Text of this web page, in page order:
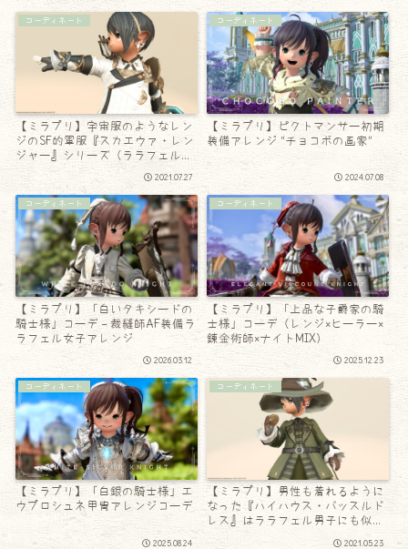
コーディネート
【ミラプリ】宇宙服のようなレン
ジのSF的軍服『スカエウァ・レン
ジャー』シリーズ（ララフェル
2021.07.27
コーディネート
【ミラプリ】ピクトマンサー初期
装備アレンジ “チョコボの画家”
2024.07.08
コーディネート
【ミラプリ】「白いタキシードの
騎士様」コーデ – 裁縫師AF装備ラ
ラフェル女子アレンジ
2026.03.12
コーディネート
【ミラプリ】「上品な子爵家の騎
士様」コーデ（レンジ×ヒーラー×
錬金術師×ナイトMIX）
2025.12.23
コーディネート
【ミラプリ】「白銀の騎士様」エ
ウプロシュネ甲冑アレンジコーデ
2025.08.24
コーディネート
【ミラプリ】男性も着れるように
なった『ハイハウス・バッスルド
レス』はララフェル男子にも似合
2021.05.23